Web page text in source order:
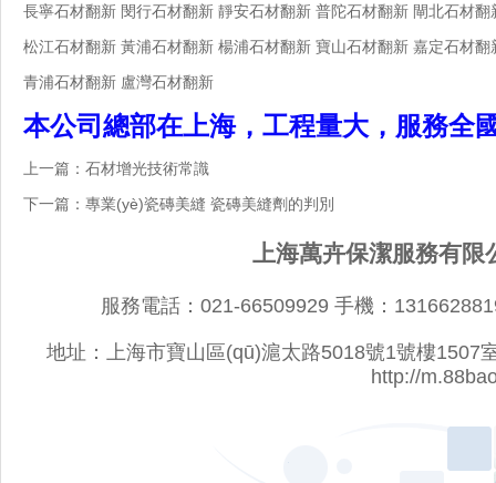
長寧石材翻新 閔行石材翻新 靜安石材翻新 普陀石材翻新 閘北石材翻
松江石材翻新 黃浦石材翻新 楊浦石材翻新 寶山石材翻新 嘉定石材翻
青浦石材翻新 盧灣石材翻新
本公司總部在上海，工程量大，服務全國
上一篇： 石材增光技術常識
下一篇： 專業(yè)瓷磚美縫 瓷磚美縫劑的判別
上海萬卉保潔服務有
服務電話：021-66509929 手機：
地址：上海市寶山區(qū)滬太路5018號1號樓1507
http://